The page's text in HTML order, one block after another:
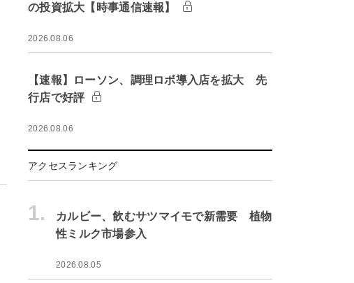
の投資拡大【時事通信速報】
2026.08.06
【速報】ローソン、調理ロボ導入店を拡大 先
行店で好評
2026.08.06
アクセスランキング
1.
カルビー、飲むサツマイモで新需要 植物
性ミルク市場参入
2026.08.05